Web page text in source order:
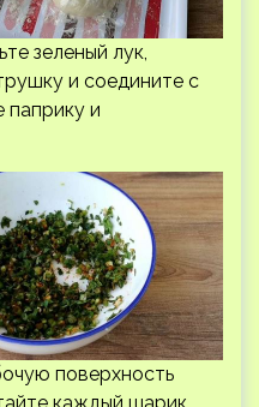
зеленый лук,
и соедините с
паприку и
поверхность